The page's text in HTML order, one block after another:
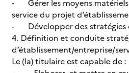
- Gérer les moyens
service du projet
- Développer des stratégies
4. Définition et conduite
d’établissement/entreprise/
Le (la) titulaire est capable de :